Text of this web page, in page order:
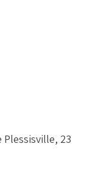
Plessisville, 23